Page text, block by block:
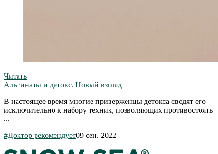
Читать
Альгинаты и детокс. Новый взгляд
В настоящее время многие приверженцы детокса сводят его
исключительно к набору техник, позволяющих противостоять
...
#Доктор рекомендует09 сен. 2022